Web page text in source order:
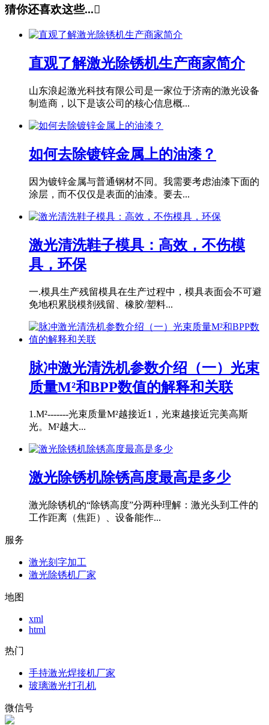
猜你还喜欢这些...
直观了解激光除锈机生产商家简介
山东浪起激光科技有限公司是一家位于济南的激光设备
制造商，以下是该公司的核心信息概...
如何去除镀锌金属上的油漆？
因为镀锌金属与普通钢材不同。我需要考虑油漆下面的
涂层，而不仅仅是表面的油漆。要去...
激光清洗鞋子模具：高效，不伤模
具，环保
一.模具生产残留模具在生产过程中，模具表面会不可避
免地积累脱模剂残留、橡胶/塑料...
脉冲激光清洗机参数介绍（一）光束
质量M²和BPP数值的解释和关联
1.M²-------光束质量M²越接近1，光束越接近完美高斯
光。M²越大...
激光除锈机除锈高度最高是多少
激光除锈机的“除锈高度”分两种理解：激光头到工件的
工作距离（焦距）、设备能作...
服务
激光刻字加工
激光除锈机厂家
地图
xml
html
热门
手持激光焊接机厂家
玻璃激光打孔机
微信号